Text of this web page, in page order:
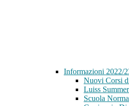
Informazioni 2022/
Nuovi Corsi
Luiss
Scuola